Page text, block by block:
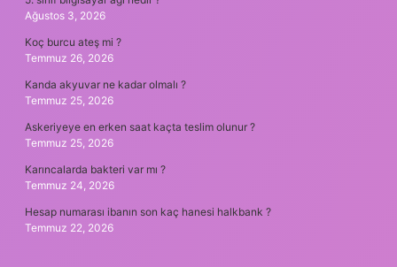
Ağustos 3, 2026
Koç burcu ateş mi ?
Temmuz 26, 2026
Kanda akyuvar ne kadar olmalı ?
Temmuz 25, 2026
Askeriyeye en erken saat kaçta teslim olunur ?
Temmuz 25, 2026
Karıncalarda bakteri var mı ?
Temmuz 24, 2026
Hesap numarası ibanın son kaç hanesi halkbank ?
Temmuz 22, 2026